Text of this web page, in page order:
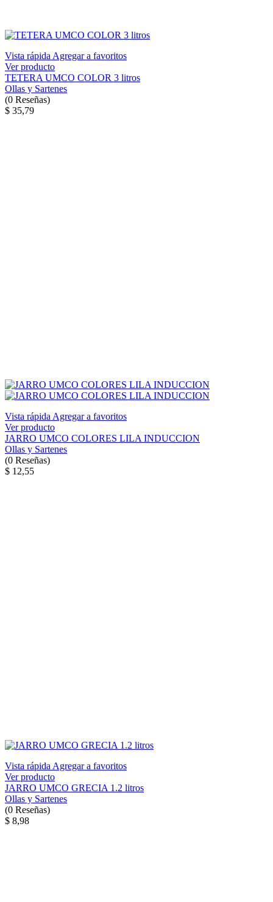
Vista rápida Agregar a favoritos
Ver producto
TETERA UMCO COLOR 3 litros
Ollas y Sartenes
(0 Reseñas)
$ 35,79
Vista rápida Agregar a favoritos
Ver producto
JARRO UMCO COLORES LILA INDUCCION
Ollas y Sartenes
(0 Reseñas)
$ 12,55
Vista rápida Agregar a favoritos
Ver producto
JARRO UMCO GRECIA 1.2 litros
Ollas y Sartenes
(0 Reseñas)
$ 8,98